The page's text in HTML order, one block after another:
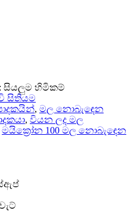
: සියලුම හිමිකම්
සිතියම
, මල නොබැඳෙන
, වියන ලද මල
මයික්‍රෝන 100 මල නොබැඳෙන